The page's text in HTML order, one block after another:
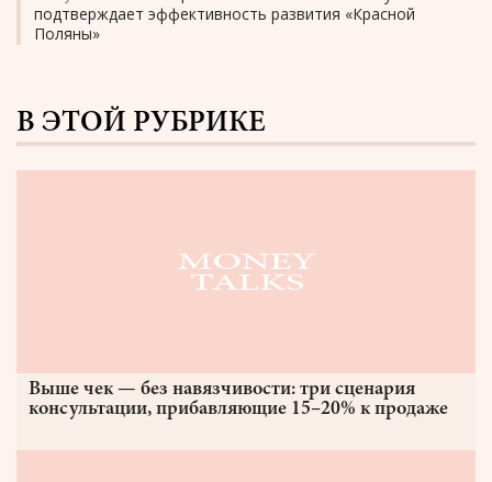
подтверждает эффективность развития «Красной
Поляны»
В ЭТОЙ РУБРИКЕ
Выше чек — без навязчивости: три сценария
консультации, прибавляющие 15–20% к продаже